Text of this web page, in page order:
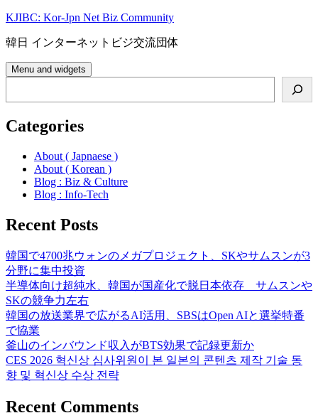
Skip
content
KJIBC: Kor-Jpn Net Biz Community
韓日 インターネットビジ交流団体
Menu and widgets
Categories
About ( Japnaese )
About ( Korean )
Blog : Biz & Culture
Blog : Info-Tech
Recent Posts
韓国で4700兆ウォンのメガプロジェクト、SKやサムスンが3
分野に集中投資
半導体向け超純水、韓国が国産化で脱日本依存 サムスンや
SKの競争力左右
韓国の放送業界で広がるAI活用、SBSはOpen AIと選挙特番
で協業
釜山のインバウンド収入がBTS効果で記録更新か
CES 2026 혁신상 심사위원이 본 일본의 콘텐츠 제작 기술 동
향 및 혁신상 수상 전략
Recent Comments